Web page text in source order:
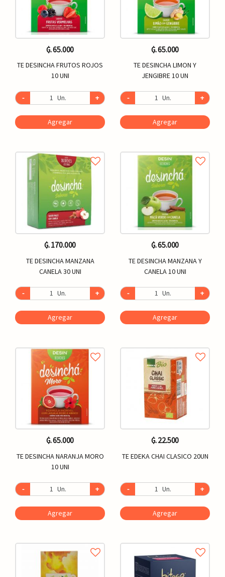
₲. 65.000
TE DESINCHA FRUTOS ROJOS
10 UNI
- Un. +
Agregar
₲. 65.000
TE DESINCHA LIMON Y
JENGIBRE 10 UN
- Un. +
Agregar
₲. 170.000
TE DESINCHA MANZANA
CANELA 30 UNI
- Un. +
Agregar
₲. 65.000
TE DESINCHA MANZANA Y
CANELA 10 UNI
- Un. +
Agregar
₲. 65.000
TE DESINCHA NARANJA MORO
10 UNI
- Un. +
Agregar
₲. 22.500
TE EDEKA CHAI CLASICO 20UN
- Un. +
Agregar